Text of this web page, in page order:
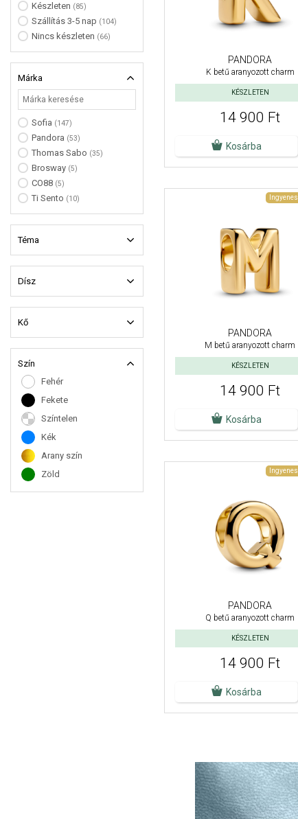
Készleten (85)
Szállítás 3-5 nap (104)
Nincs készleten (66)
Márka
Sofia (147)
Pandora (53)
Thomas Sabo (35)
Brosway (5)
CO88 (5)
Ti Sento (10)
Téma
Dísz
Kő
Szín
Fehér
Fekete
Színtelen
Kék
Arany szín
Zöld
PANDORA
K betű aranyozott charm
KÉSZLETEN
14 900 Ft
Kosárba
PANDORA
M betű aranyozott charm
KÉSZLETEN
14 900 Ft
Kosárba
PANDORA
Q betű aranyozott charm
KÉSZLETEN
14 900 Ft
Kosárba